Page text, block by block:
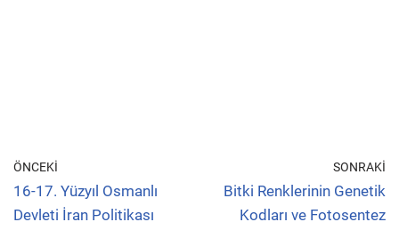
ÖNCEKI
16-17. Yüzyıl Osmanlı
Devleti İran Politikası
SONRAKI
Bitki Renklerinin Genetik
Kodları ve Fotosentez